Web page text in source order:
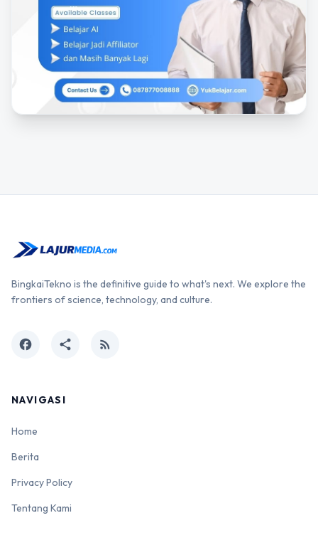
BingkaiTekno is the definitive guide to what's next. We explore the
frontiers of science, technology, and culture.
facebook share rss_feed
NAVIGASI
Home
Berita
Privacy Policy
Tentang Kami